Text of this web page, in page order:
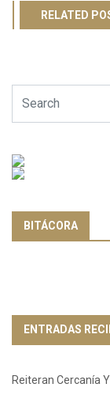
RELATED
BITÁCORA
ENTRADAS
Reiteran Cercanía